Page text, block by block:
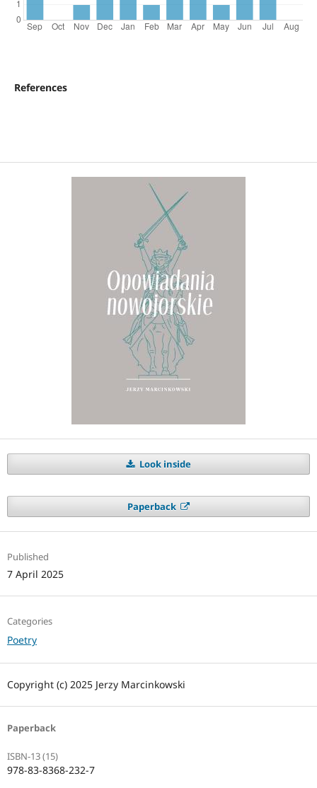
References
Look inside
Paperback
Published
7 April 2025
Categories
Poetry
Copyright (c) 2025 Jerzy Marcinkowski
Paperback
ISBN-13 (15)
978-83-8368-232-7